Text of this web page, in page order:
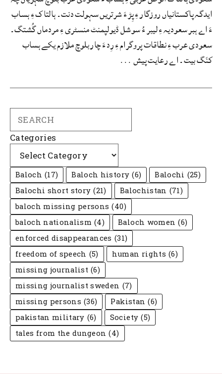
ایدگہ پاکستانیاں روزگار ءِ پِڑ ءَ شرتریں سہولت دنت۔ ہالتاک ءِ ہساب
ءَ اے ہبر سعودیہ ءِ لیبر ءُ سوشل ڈیولپمنٹ منسٹری ءِ مردماں گُشتگ۔
سعودی عرب ءِ نطاقات پروگرام ءِ رِد ءَ چار بلوچ ملازم یکے ہساب
کنَگ بیت۔ اے رعایت پیش ...
Categories
Baloch (17) Baloch history (6) Balochi (25)
Balochi short story (21) Balochistan (71)
baloch missing persons (40)
baloch nationalism (4) Baloch women (6)
enforced disappearances (31)
freedom of speech (5) human rights (6)
missing journalist (6)
missing journalist sweden (7)
missing persons (36) Pakistan (6)
pakistan military (6) Society (5)
tales from the dungeon (4)